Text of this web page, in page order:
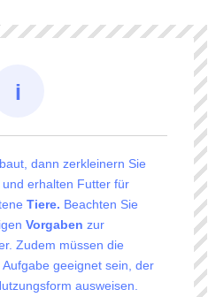
dann zerkleinern Sie
erhalten Futter für
Tiere. Beachten Sie
Vorgaben zur
Zudem müssen die
geeignet sein, der
ausweisen.